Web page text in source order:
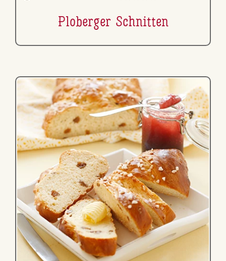
Ploberger Schnitten